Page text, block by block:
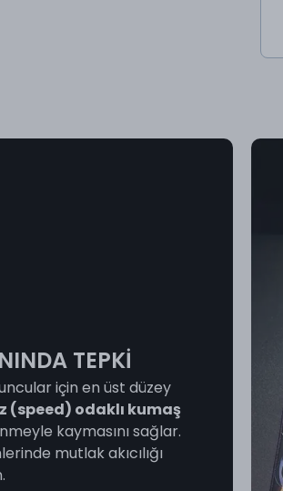
TEPKİ
için en üst düzey
(speed) odaklı kumaş
kaymasını sağlar.
mutlak akıcılığı